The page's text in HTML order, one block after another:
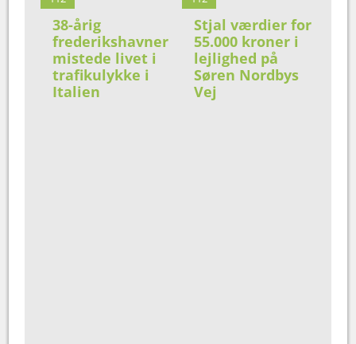
38-årig
frederikshavner
mistede livet i
trafikulykke i
Italien
Stjal værdier for
55.000 kroner i
lejlighed på
Søren Nordbys
Vej